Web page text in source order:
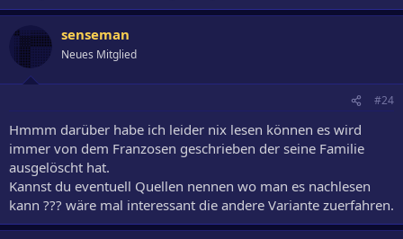
senseman
Neues Mitglied
#24
Hmmm darüber habe ich leider nix lesen können es wird
immer von dem Franzosen geschrieben der seine Familie
ausgelöscht hat.
Kannst du eventuell Quellen nennen wo man es nachlesen
kann ??? wäre mal interessant die andere Variante zuerfahren.